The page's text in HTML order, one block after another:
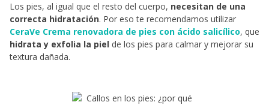
Los pies, al igual que el resto del cuerpo, necesitan de una
correcta hidratación. Por eso te recomendamos utilizar
CeraVe Crema renovadora de pies con ácido salicílico, que
hidrata y exfolia la piel de los pies para calmar y mejorar su
textura dañada.